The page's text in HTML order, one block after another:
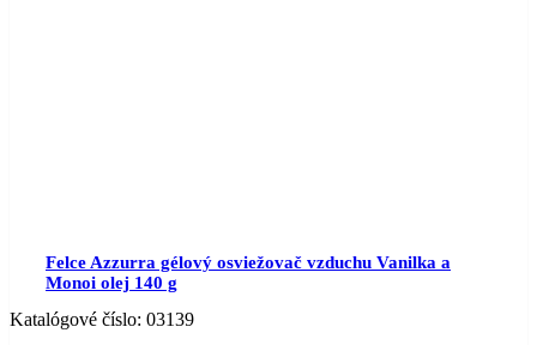
Felce Azzurra gélový osviežovač vzduchu Vanilka a
Monoi olej 140 g
Katalógové číslo: 03139